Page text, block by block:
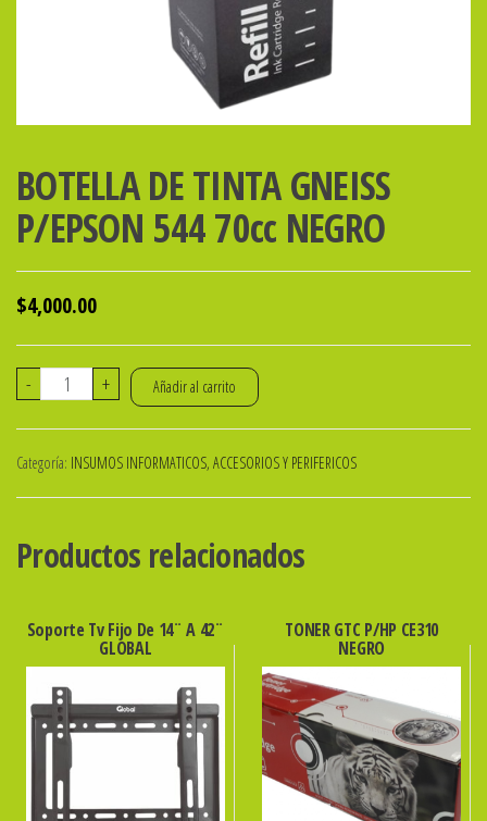
BOTELLA DE TINTA GNEISS
P/EPSON 544 70cc NEGRO
$4,000.00
-
BOTELLA
GNEISS
P/EPSON
70cc
cantidad
+ Añadir al carrito
Categoría: INSUMOS INFORMATICOS, ACCESORIOS Y PERIFERICOS
Productos relacionados
Soporte Tv Fijo De 14¨ A 42¨
GLOBAL
TONER GTC P/HP CE310
NEGRO